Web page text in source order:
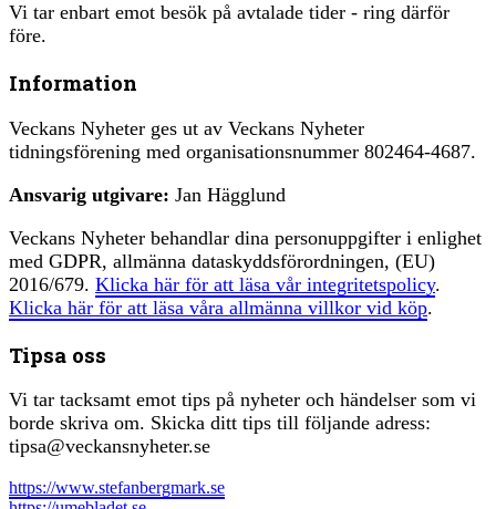
Vi tar enbart emot besök på avtalade tider - ring därför
före.
Information
Veckans Nyheter ges ut av Veckans Nyheter
tidningsförening med organisationsnummer 802464-4687.
Ansvarig utgivare: Jan Hägglund
Veckans Nyheter behandlar dina personuppgifter i enlighet
med GDPR, allmänna dataskyddsförordningen, (EU)
2016/679. Klicka här för att läsa vår integritetspolicy.
Klicka här för att läsa våra allmänna villkor vid köp.
Tipsa oss
Vi tar tacksamt emot tips på nyheter och händelser som vi
borde skriva om. Skicka ditt tips till följande adress:
tipsa@veckansnyheter.se
https://www.stefanbergmark.se